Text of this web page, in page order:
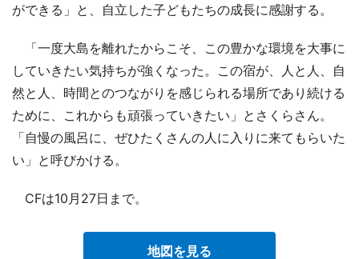
ができる」と、自立した子どもたちの成長に感謝する。
「一度大島を離れたからこそ、この豊かな環境を大事に
していきたい気持ちが強くなった。この宿が、人と人、自
然と人、時間とのつながりを感じられる場所であり続ける
ために、これからも頑張っていきたい」とさくらさん。
「自慢の風呂に、ぜひたくさんの人に入りに来てもらいた
い」と呼びかける。
CFは10月27日まで。
地図を見る